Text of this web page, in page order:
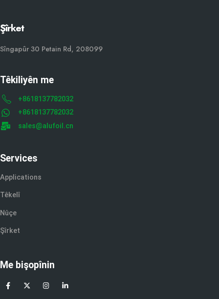
Şîrket
Sîngapûr 30 Petain Rd, 208099
Têkiliyên me
+8618137782032
+8618137782032
sales@alufoil.cn
Services
Applications
Têkelî
Nûçe
Şîrket
Me bişopînin